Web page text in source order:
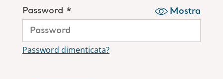
Password * Mostra
Password dimenticata?